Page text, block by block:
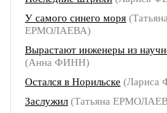
У самого синего моря
ЕРМОЛАЕВА)
Вырастают инженеры из
(Анна ФИНН)
Остался в Норильске
Заслужил (Татьяна